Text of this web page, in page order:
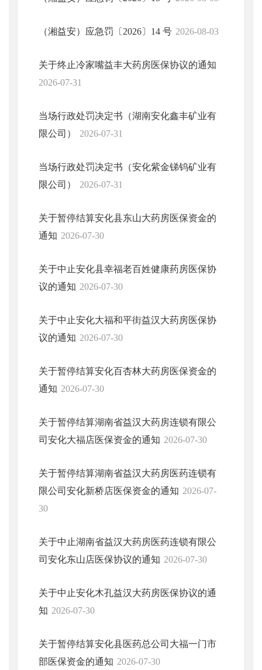
（湘益安）应急罚〔2026〕14 号 2026-08-03
关于终止冷家嘴益丰大药房医保协议的通知
2026-07-31
当场行政处罚决定书（湖南安化鑫丰矿业有
限公司）
2026-07-31
当场行政处罚决定书（安化紫金锑钨矿业有
限公司）
2026-07-31
关于暂停结算安化县东山大药房医保资金的
通知 2026-07-30
关于中止安化县幸福老百姓健康药房医保协
议的通知 2026-07-30
关于中止安化大福和平街益汉大药房医保协
议的通知 2026-07-30
关于暂停结算安化百杏林大药房医保资金的
通知 2026-07-30
关于暂停结算湖南省益汉大药房连锁有限公
司安化大福店医保资金的通知 2026-07-30
关于暂停结算湖南省益汉大药房医药连锁有
限公司安化新桥店医保资金的通知 2026-07-
30
关于中止湖南省益汉大药房医药连锁有限公
司安化东山店医保协议的通知 2026-07-30
关于中止安化木孔益汉大药房医保协议的通
知 2026-07-30
关于暂停结算安化县医药总公司大福一门市
部医保资金的通知 2026-07-30